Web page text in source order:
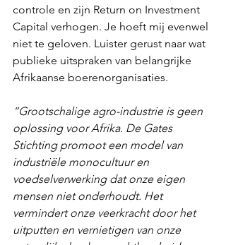
controle en zijn Return on Investment
Capital verhogen. Je hoeft mij evenwel
niet te geloven. Luister gerust naar wat
publieke uitspraken van belangrijke
Afrikaanse boerenorganisaties.
“Grootschalige agro-industrie is geen
oplossing voor Afrika. De Gates
Stichting promoot een model van
industriële monocultuur en
voedselverwerking dat onze eigen
mensen niet onderhoudt. Het
vermindert onze veerkracht door het
uitputten en vernietigen van onze